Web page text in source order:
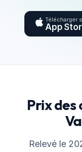
Télécharger
App
Prix
Relevé le